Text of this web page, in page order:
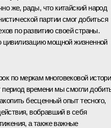
же, рады, что китайский народ
партии смог добиться
по развитию своей страны.
мощной жизненной
по меркам многовековой
период времени мы смогли
бесценный опыт тесного,
вобравший в себя
а также важные